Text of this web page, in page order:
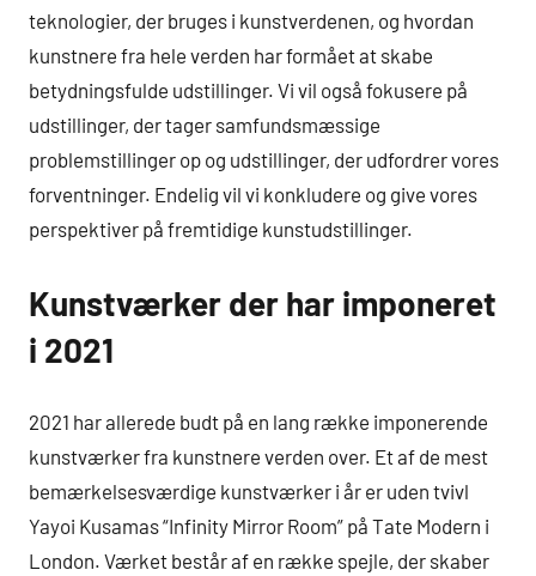
teknologier, der bruges i kunstverdenen, og hvordan
kunstnere fra hele verden har formået at skabe
betydningsfulde udstillinger. Vi vil også fokusere på
udstillinger, der tager samfundsmæssige
problemstillinger op og udstillinger, der udfordrer vores
forventninger. Endelig vil vi konkludere og give vores
perspektiver på fremtidige kunstudstillinger.
Kunstværker der har imponeret
i 2021
2021 har allerede budt på en lang række imponerende
kunstværker fra kunstnere verden over. Et af de mest
bemærkelsesværdige kunstværker i år er uden tvivl
Yayoi Kusamas “Infinity Mirror Room” på Tate Modern i
London. Værket består af en række spejle, der skaber